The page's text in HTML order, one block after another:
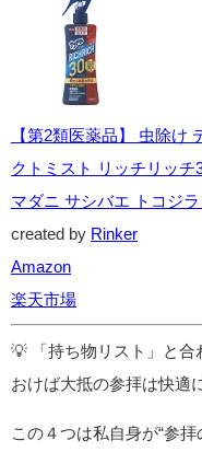
【第2類医薬品】 虫除け
クトミスト リッチリッチ
マダニ サシバエ トコジ
created by Rinker
Amazon
楽天市場
💡 「持ち物リスト」と合
おけば大抵の参拝は快適
この４つは私自身が“参拝